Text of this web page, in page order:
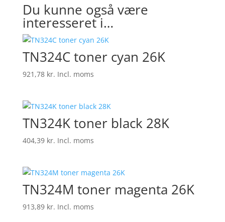
Du kunne også være
interesseret i…
TN324C toner cyan 26K
921,78 kr. Incl. moms
TN324K toner black 28K
404,39 kr. Incl. moms
TN324M toner magenta 26K
913,89 kr. Incl. moms